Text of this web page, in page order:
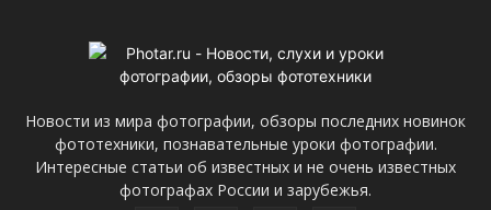
Новости из мира фотографии, обзоры последних новинок
фототехники, познавательные уроки фотографии.
Интересные статьи об известных и не очень известных
фотографах России и зарубежья.